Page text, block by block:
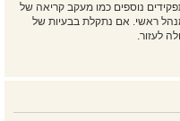
נוספים כמו מעקב קריאה של
ראשי. אם נתקלת בבעיות של
לעזור.